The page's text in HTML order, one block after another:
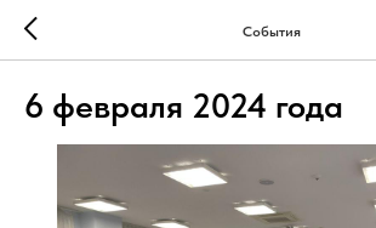
События
6 февраля 2024 года